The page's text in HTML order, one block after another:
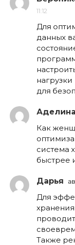
11:12
Для
данных
для
Аделина
Как
система
быстрее
Дарья
Для
Также